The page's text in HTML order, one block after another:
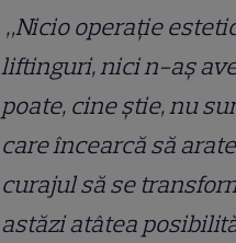
„Nicio operație
liftinguri, nici n-aș
poate, cine știe, nu
care încearcă să
curajul să se
astăzi atâtea